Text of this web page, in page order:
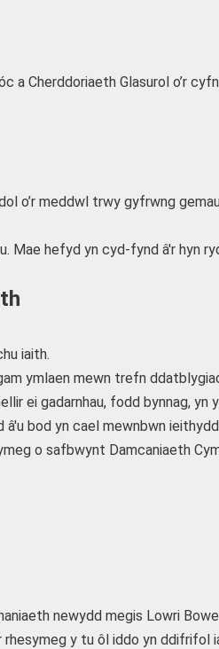
a Cherddoriaeth Glasurol o’r
o’r meddwl trwy gyfrwng
Mae hefyd yn cyd-fynd â'r hyn
iaith.
ymlaen mewn trefn
ei gadarnhau, fodd bynnag, yn
bod yn cael mewnbwn
o safbwynt Damcaniaeth
newydd megis Lowri
y tu ôl iddo yn